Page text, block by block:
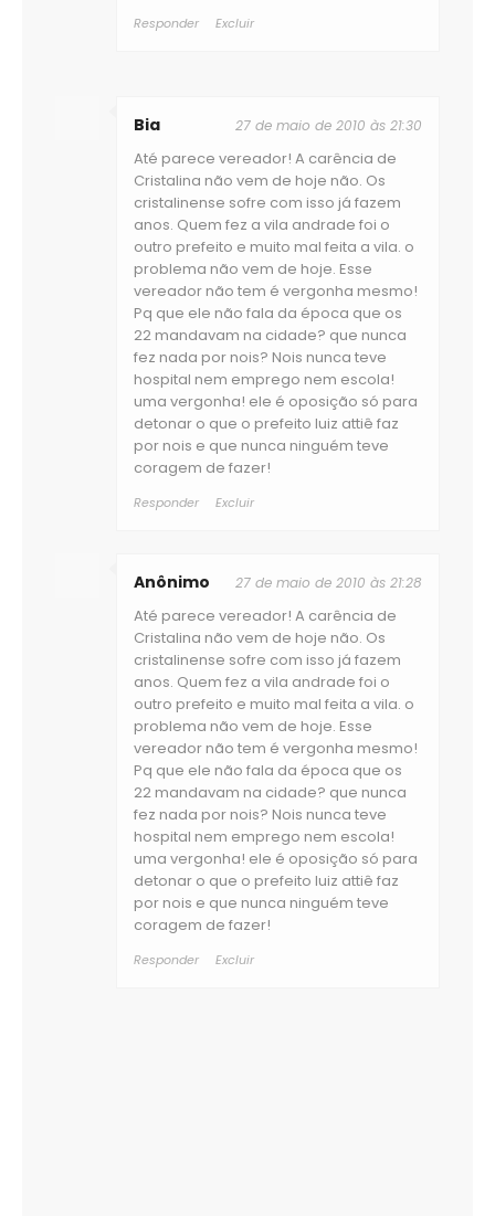
Anônimo 27 de maio de 2010 às 21:28
Até parece vereador! A carência de
Cristalina não vem de hoje não. Os
cristalinense sofre com isso já fazem
anos. Quem fez a vila andrade foi o
outro prefeito e muito mal feita a vila. o
problema não vem de hoje. Esse
vereador não tem é vergonha mesmo!
Pq que ele não fala da época que os
22 mandavam na cidade? que nunca
fez nada por nois? Nois nunca teve
hospital nem emprego nem escola!
uma vergonha! ele é oposição só para
detonar o que o prefeito luiz attiê faz
por nois e que nunca ninguém teve
coragem de fazer!
Responder Excluir
Bia 27 de maio de 2010 às 21:30
Até parece vereador! A carência de
Cristalina não vem de hoje não. Os
cristalinense sofre com isso já fazem
anos. Quem fez a vila andrade foi o
outro prefeito e muito mal feita a vila. o
problema não vem de hoje. Esse
vereador não tem é vergonha mesmo!
Pq que ele não fala da época que os
22 mandavam na cidade? que nunca
fez nada por nois? Nois nunca teve
hospital nem emprego nem escola!
uma vergonha! ele é oposição só para
detonar o que o prefeito luiz attiê faz
por nois e que nunca ninguém teve
coragem de fazer!
Responder Excluir
Responder Excluir